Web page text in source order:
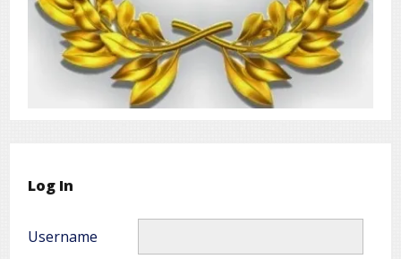
Log In
Username